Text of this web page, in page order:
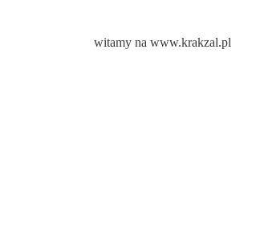
witamy na www.krakzal.pl